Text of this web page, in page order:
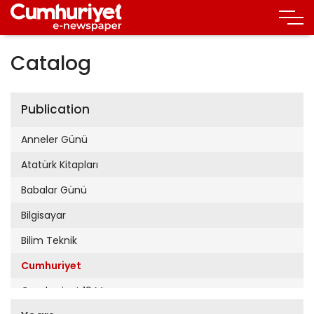
Catalog
Publication
Anneler Günü
Atatürk Kitapları
Babalar Günü
Bilgisayar
Bilim Teknik
Cumhuriyet
Cumhuriyet 19 Mayıs